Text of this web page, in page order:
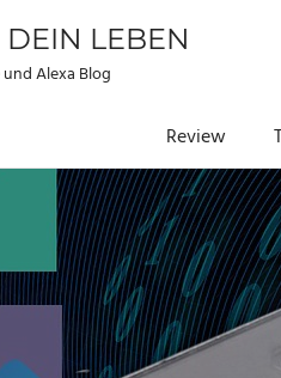
DEIN LEBEN
Alexa Blog
Review